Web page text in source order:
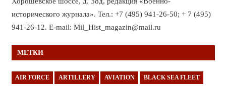
исторического журнала». Тел.: +7 (495) 941-26-50; + 7 (495)
941-26-12. E-mail: Mil_Hist_magazin@mail.ru
МЕТКИ
AIR FORCE ARTILLERY AVIATION BLACK SEA FLEET